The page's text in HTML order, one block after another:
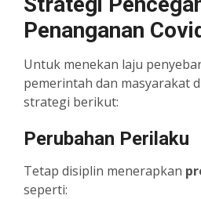
Penanganan
Untuk menekan laju
pemerintah dan masyarakat
strategi berikut:
Perubahan Perilaku
Tetap disiplin menerapkan
seperti: